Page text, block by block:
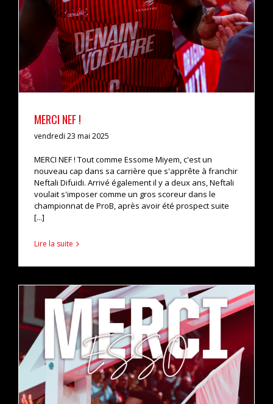
MERCI NEF !
vendredi 23 mai 2025
MERCI NEF ! Tout comme Essome Miyem, c'est un
nouveau cap dans sa carrière que s'apprête à franchir
Neftali Difuidi. Arrivé également il y a deux ans, Neftali
voulait s'imposer comme un gros scoreur dans le
championnat de ProB, après avoir été prospect suite
[...]
Lire la suite